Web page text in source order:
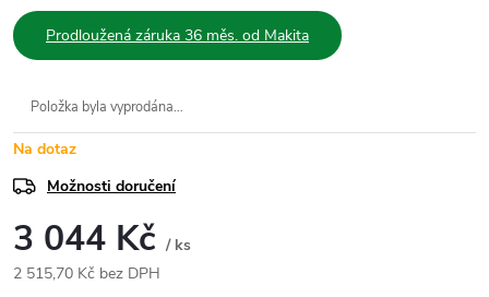
Prodloužená záruka 36 měs. od Makita
Položka byla vyprodána…
Na dotaz
Možnosti doručení
3 044 Kč / ks
2 515,70 Kč bez DPH